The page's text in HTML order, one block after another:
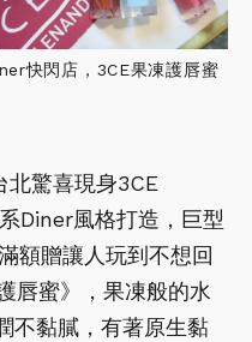
快閃店，3CE果凍護唇蜜
北驚喜現身3CE
Diner風格打造，巨型
額贈讓人玩到不想回
唇蜜》，果凍般的水
不黏膩，有著原生黏